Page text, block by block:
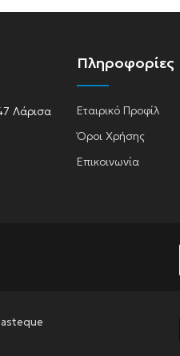
Λάρισα
Πληροφορίες
Εταιρικό Προφίλ
Όροι Χρήσης
Επικοινωνία